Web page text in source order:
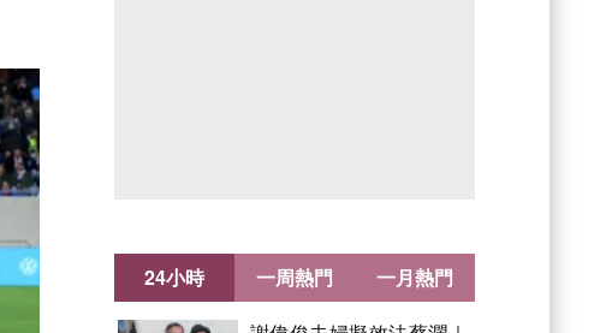
24小時 一周熱門 一月熱門